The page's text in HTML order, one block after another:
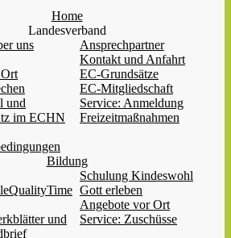
Home
Landesverband
uns
Ansprechpartner
Kontakt und Anfahrt
EC-Grundsätze
EC-Mitgliedschaft
und
im ECHN
Service: Anmeldung
Freizeitmaßnahmen
Bildung
Schulung Kindeswohl
Gott erleben
Angebote vor Ort
und
Service: Zuschüsse